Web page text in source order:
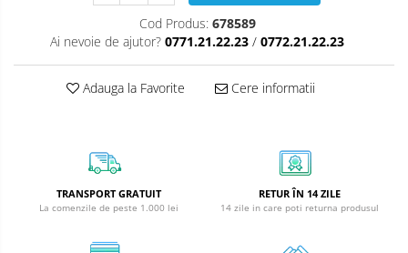
Cod Produs: 678589
Ai nevoie de ajutor? 0771.21.22.23 / 0772.21.22.23
Adauga la Favorite Cere informatii
TRANSPORT GRATUIT
La comenzile de peste 1.000 lei
RETUR ÎN 14 ZILE
14 zile in care poti returna produsul